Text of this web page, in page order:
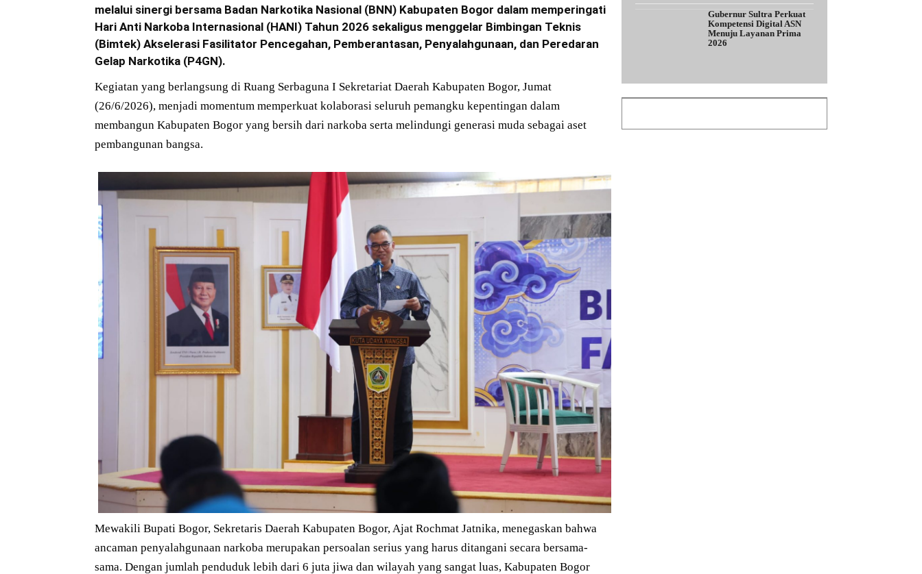
melalui sinergi bersama Badan Narkotika Nasional (BNN) Kabupaten Bogor dalam memperingati
Hari Anti Narkoba Internasional (HANI) Tahun 2026 sekaligus menggelar Bimbingan Teknis
(Bimtek) Akselerasi Fasilitator Pencegahan, Pemberantasan, Penyalahgunaan, dan Peredaran
Gelap Narkotika (P4GN).
Kegiatan yang berlangsung di Ruang Serbaguna I Sekretariat Daerah Kabupaten Bogor, Jumat
(26/6/2026), menjadi momentum memperkuat kolaborasi seluruh pemangku kepentingan dalam
membangun Kabupaten Bogor yang bersih dari narkoba serta melindungi generasi muda sebagai aset
pembangunan bangsa.
Mewakili Bupati Bogor, Sekretaris Daerah Kabupaten Bogor, Ajat Rochmat Jatnika, menegaskan bahwa
ancaman penyalahgunaan narkoba merupakan persoalan serius yang harus ditangani secara bersama-
sama. Dengan jumlah penduduk lebih dari 6 juta jiwa dan wilayah yang sangat luas, Kabupaten Bogor
Gubernur Sultra Perkuat
Kompetensi Digital ASN
Menuju Layanan Prima
2026